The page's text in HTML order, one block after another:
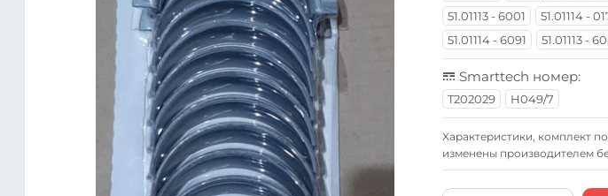
51.01113 - 6001
51.01114 -
51.01114 - 6091
51.01113 -
Smarttech номер:
T202029 H049/7
Xарактеристики, комплект
изменены производителем